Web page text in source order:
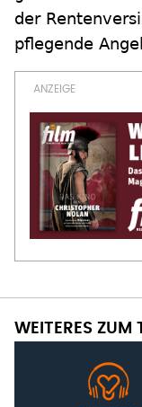
der
pflegende
WEITERES ZUM